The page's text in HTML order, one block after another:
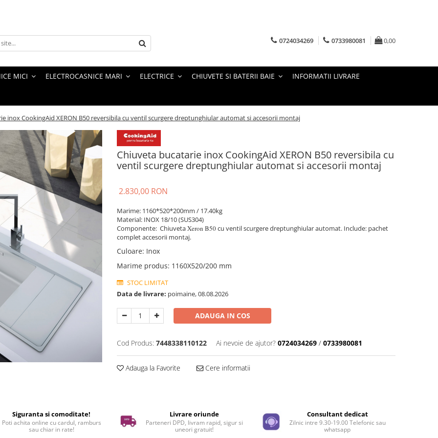
0724034269 0733980081 0,00
MICI ELECTROCASNICE MARI ELECTRICE CHIUVETE SI BATERII BAIE INFORMATII LIVRARE
inox CookingAid XERON B50 reversibila cu ventil scurgere dreptunghiular automat si accesorii montaj
Chiuveta bucatarie inox CookingAid XERON B50 reversibila cu
ventil scurgere dreptunghiular automat si accesorii montaj
2.830,00 RON
Marime: 1160*520*200mm / 17.40kg
Material: INOX 18/10 (SUS304)
Componente: ChiuvetaXeron B50cu ventil scurgere dreptunghiular automat. Include: pachet
complet accesorii montaj.
Culoare: Inox
Marime produs: 1160X520/200 mm
STOC LIMITAT
Data de livrare: poimaine, 08.08.2026
ADAUGA IN COS
Cod Produs: 7448338110122 Ai nevoie de ajutor? 0724034269 / 0733980081
Adauga la Favorite Cere informatii
Siguranta si comoditate!
Poti achita online cu cardul, ramburs
sau chiar in rate!
Livrare oriunde
Parteneri DPD, livram rapid, sigur si
uneori gratuit!
Consultant dedicat
Zilnic intre 9.30-19.00 Telefonic sau
whatsapp